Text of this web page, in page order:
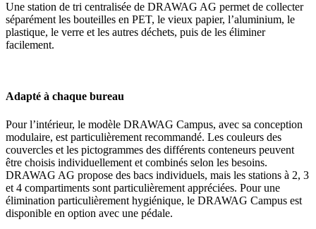
Une station de tri centralisée de DRAWAG AG permet de collecter
séparément les bouteilles en PET, le vieux papier, l’aluminium, le
plastique, le verre et les autres déchets, puis de les éliminer
facilement.
Adapté à chaque bureau
Pour l’intérieur, le modèle DRAWAG Campus, avec sa conception
modulaire, est particulièrement recommandé. Les couleurs des
couvercles et les pictogrammes des différents conteneurs peuvent
être choisis individuellement et combinés selon les besoins.
DRAWAG AG propose des bacs individuels, mais les stations à 2, 3
et 4 compartiments sont particulièrement appréciées. Pour une
élimination particulièrement hygiénique, le DRAWAG Campus est
disponible en option avec une pédale.